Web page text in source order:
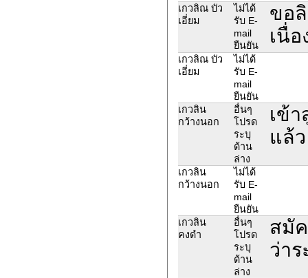
เกวลิณ บัว
เอี่ยม
ไม่ได้
รับ E-
mail
ยืนยัน
ขอ
เนื่
เกวลิณ บัว
เอี่ยม
ไม่ได้
รับ E-
mail
ยืนยัน
เกวลิน
กว้างนอก
อื่นๆ
โปรด
ระบุ
ด้าน
ล่าง
เข้
แล้
เกวลิน
กว้างนอก
ไม่ได้
รับ E-
mail
ยืนยัน
เกวลิน
คงดำ
อื่นๆ
โปรด
ระบุ
ด้าน
ล่าง
สมั
ว่า